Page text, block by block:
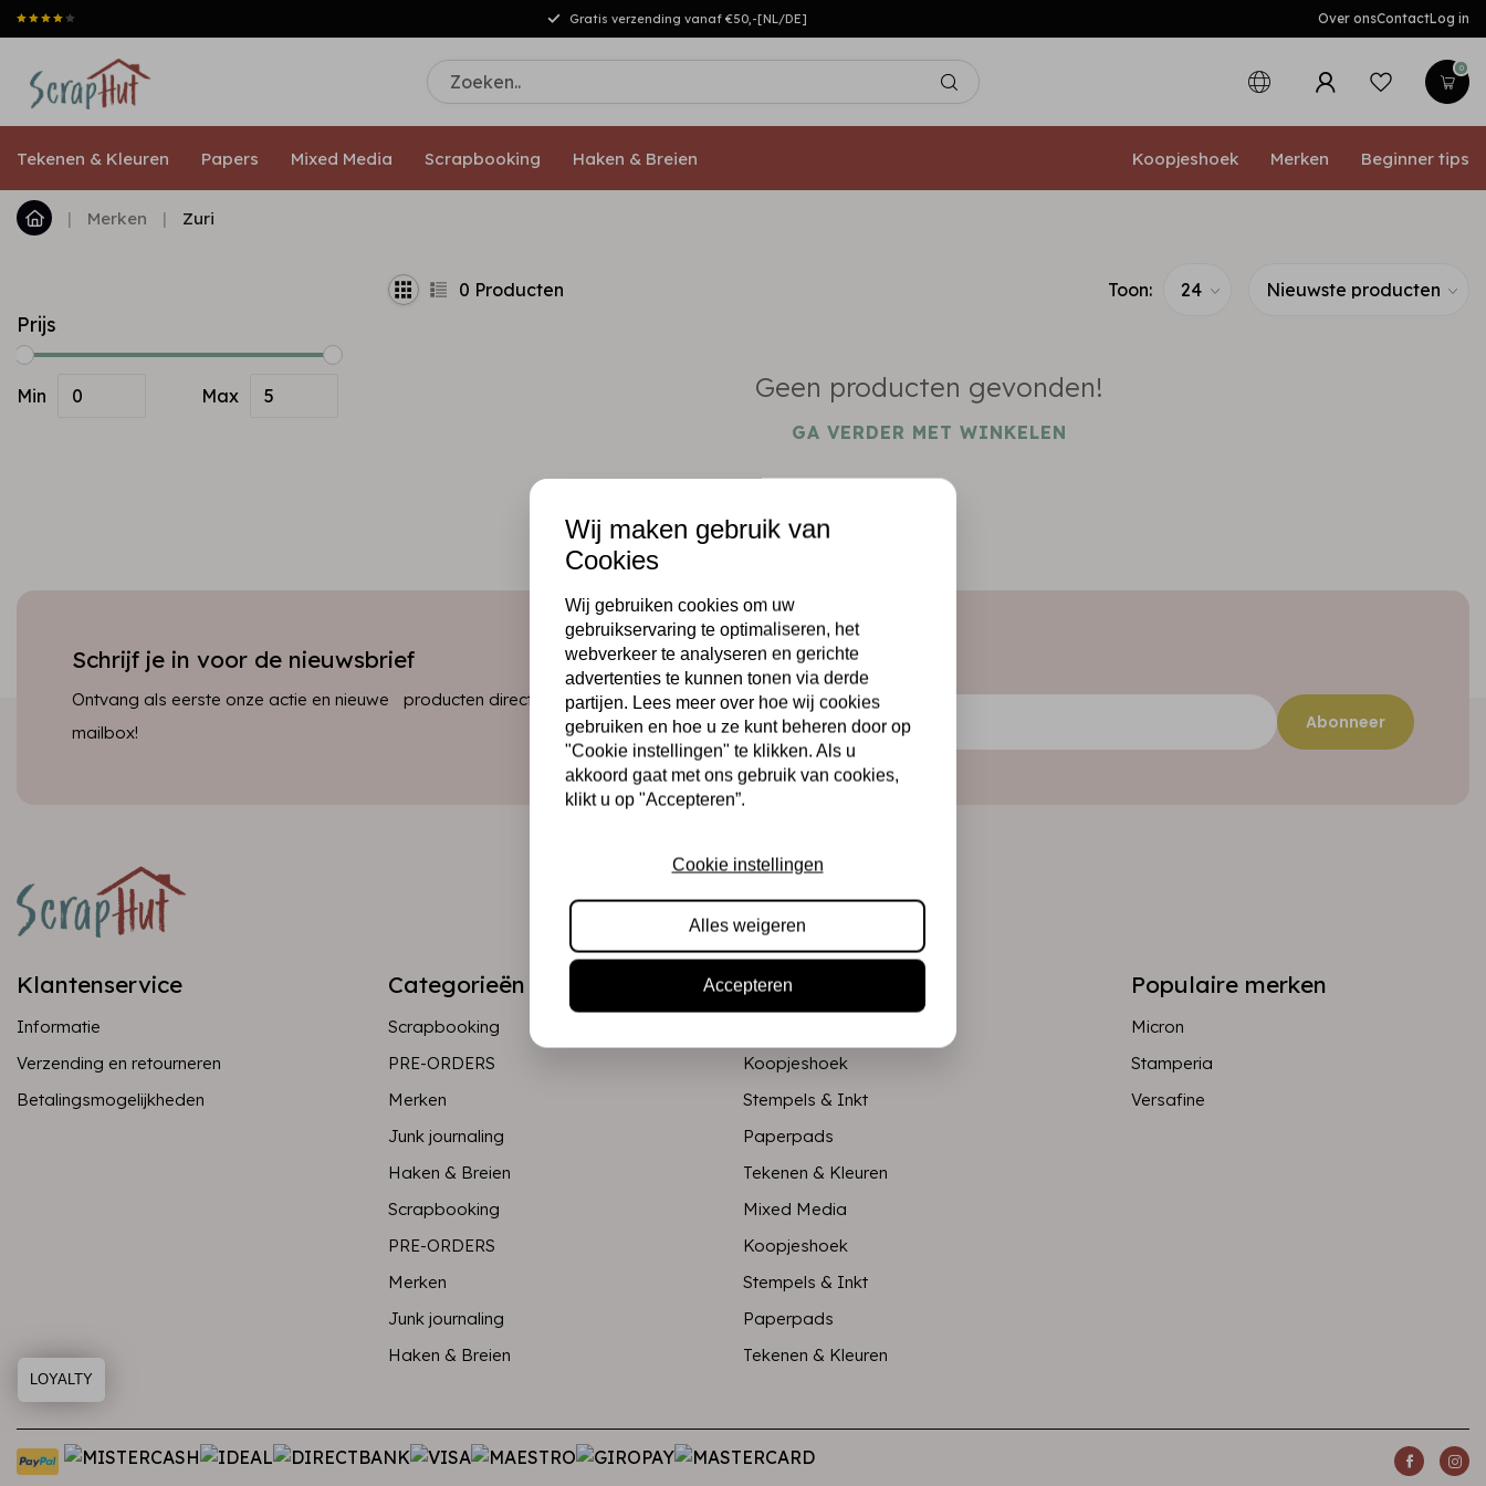
Gratis verzending vanaf €50,-[NL/DE] Over onsContactLog in
0
Tekenen & Kleuren Papers Mixed Media Scrapbooking Haken & Breien Koopjeshoek Merken Beginner tips
| Merken | Zuri
Prijs
Min Max
0 Producten Toon:
Geen producten gevonden!
GA VERDER MET WINKELEN
Schrijf je in voor de nieuwsbrief
Ontvang als eerste onze actie en nieuwe producten direct in je
mailbox!
Abonneer
Klantenservice
Informatie
Verzending en retourneren
Betalingsmogelijkheden
Categorieën
Scrapbooking
PRE-ORDERS
Koopjeshoek
Merken
Stempels & Inkt
Junk journaling
Paperpads
Haken & Breien
Tekenen & Kleuren
Scrapbooking
Mixed Media
PRE-ORDERS
Koopjeshoek
Merken
Stempels & Inkt
Junk journaling
Paperpads
Haken & Breien
Tekenen & Kleuren
Populaire merken
Micron
Stamperia
Versafine
Wij maken gebruik van
Cookies
Wij gebruiken cookies om uw
gebruikservaring te optimaliseren, het
webverkeer te analyseren en gerichte
advertenties te kunnen tonen via derde
partijen. Lees meer over hoe wij cookies
gebruiken en hoe u ze kunt beheren door op
"Cookie instellingen" te klikken. Als u
akkoord gaat met ons gebruik van cookies,
klikt u op "Accepteren”.
Cookie instellingen
Alles weigeren
Accepteren
LOYALTY